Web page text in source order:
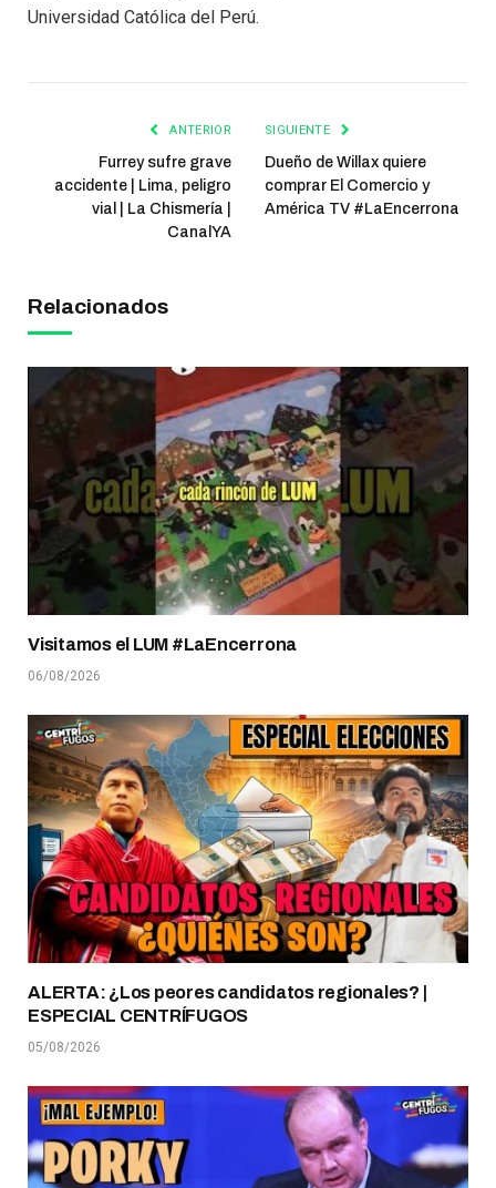
Universidad Católica del Perú.
ANTERIOR
Furrey sufre grave
accidente | Lima, peligro
vial | La Chismería |
CanalYA
SIGUIENTE
Dueño de Willax quiere
comprar El Comercio y
América TV #LaEncerrona
Relacionados
Visitamos el LUM #LaEncerrona
06/08/2026
ALERTA: ¿Los peores candidatos regionales? |
ESPECIAL CENTRÍFUGOS
05/08/2026